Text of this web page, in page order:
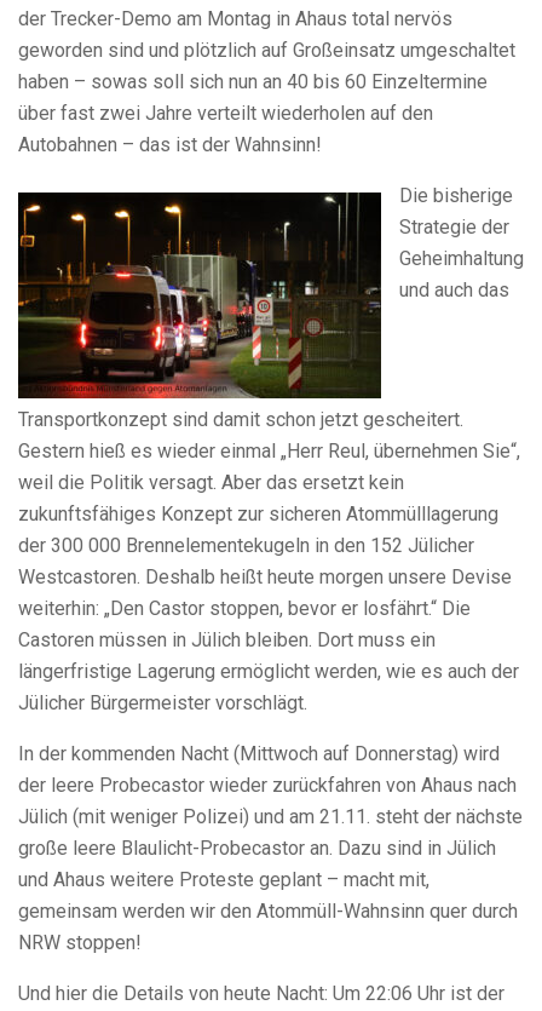
der Trecker-Demo am Montag in Ahaus total nervös
geworden sind und plötzlich auf Großeinsatz umgeschaltet
haben – sowas soll sich nun an 40 bis 60 Einzeltermine
über fast zwei Jahre verteilt wiederholen auf den
Autobahnen – das ist der Wahnsinn!
Die bisherige
Strategie der
Geheimhaltung
und auch das
Transportkonzept sind damit schon jetzt gescheitert.
Gestern hieß es wieder einmal „Herr Reul, übernehmen Sie“,
weil die Politik versagt. Aber das ersetzt kein
zukunftsfähiges Konzept zur sicheren Atommülllagerung
der 300 000 Brennelementekugeln in den 152 Jülicher
Westcastoren. Deshalb heißt heute morgen unsere Devise
weiterhin: „Den Castor stoppen, bevor er losfährt.“ Die
Castoren müssen in Jülich bleiben. Dort muss ein
längerfristige Lagerung ermöglicht werden, wie es auch der
Jülicher Bürgermeister vorschlägt.
In der kommenden Nacht (Mittwoch auf Donnerstag) wird
der leere Probecastor wieder zurückfahren von Ahaus nach
Jülich (mit weniger Polizei) und am 21.11. steht der nächste
große leere Blaulicht-Probecastor an. Dazu sind in Jülich
und Ahaus weitere Proteste geplant – macht mit,
gemeinsam werden wir den Atommüll-Wahnsinn quer durch
NRW stoppen!
Und hier die Details von heute Nacht: Um 22:06 Uhr ist der